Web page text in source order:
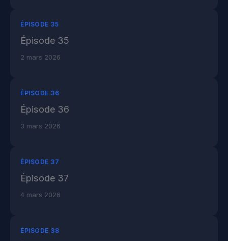
ÉPISODE 35
Épisode 35
2 mars 2026
ÉPISODE 36
Épisode 36
3 mars 2026
ÉPISODE 37
Épisode 37
4 mars 2026
ÉPISODE 38